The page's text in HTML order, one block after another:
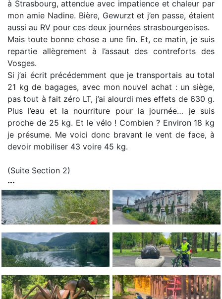
à Strasbourg, attendue avec impatience et chaleur par
mon amie Nadine. Bière, Gewurzt et j’en passe, étaient
aussi au RV pour ces deux journées strasbourgeoises.
Mais toute bonne chose a une fin. Et, ce matin, je suis
repartie allègrement à l’assaut des contreforts des
Vosges.
Si j’ai écrit précédemment que je transportais au total
21 kg de bagages, avec mon nouvel achat : un siège,
pas tout à fait zéro LT, j’ai alourdi mes effets de 630 g.
Plus l’eau et la nourriture pour la journée… je suis
proche de 25 kg. Et le vélo ! Combien ? Environ 18 kg
je présume. Me voici donc bravant le vent de face, à
devoir mobiliser 43 voire 45 kg.
(Suite Section 2)